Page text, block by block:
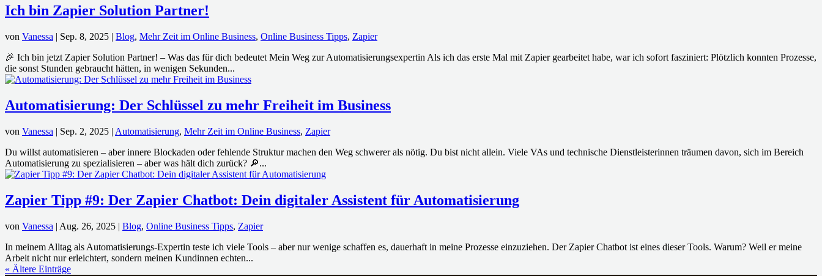
Ich bin Zapier Solution Partner!
von Vanessa | Sep. 8, 2025 | Blog, Mehr Zeit im Online Business, Online Business Tipps, Zapier
🎉 Ich bin jetzt Zapier Solution Partner! – Was das für dich bedeutet Mein Weg zur Automatisierungsexpertin Als ich das erste Mal mit Zapier gearbeitet habe, war ich sofort fasziniert: Plötzlich konnten Prozesse,
die sonst Stunden gebraucht hätten, in wenigen Sekunden...
Automatisierung: Der Schlüssel zu mehr Freiheit im Business
von Vanessa | Sep. 2, 2025 | Automatisierung, Mehr Zeit im Online Business, Zapier
Du willst automatisieren – aber innere Blockaden oder fehlende Struktur machen den Weg schwerer als nötig. Du bist nicht allein. Viele VAs und technische Dienstleisterinnen träumen davon, sich im Bereich
Automatisierung zu spezialisieren – aber was hält dich zurück? 🔎...
Zapier Tipp #9: Der Zapier Chatbot: Dein digitaler Assistent für Automatisierung
von Vanessa | Aug. 26, 2025 | Blog, Online Business Tipps, Zapier
In meinem Alltag als Automatisierungs-Expertin teste ich viele Tools – aber nur wenige schaffen es, dauerhaft in meine Prozesse einzuziehen. Der Zapier Chatbot ist eines dieser Tools. Warum? Weil er meine
Arbeit nicht nur erleichtert, sondern meinen Kundinnen echten...
« Ältere Einträge